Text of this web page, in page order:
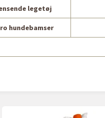
legetøj
hundebamser